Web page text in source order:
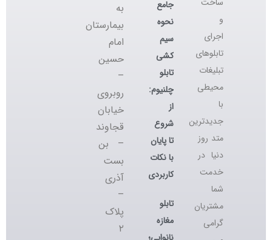
و
اجرای
تابلوهای
تبلیغات
محیطی
با
جدیدترین
متد روز
دنیا در
خدمت
شما
مشتریان
گرامی
جامع
نحوه
سیم
کشی
تابلو
چلنیوم:
از
شروع
تا پایان
با نکات
کاربردی
تابلو
مغازه
به
بیمارستان
امام
حسین
–
روبروی
خیابان
قجاوند
– بن
بست
آذری
–
پلاک
۲